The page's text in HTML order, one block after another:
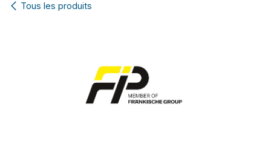
Tous les produits